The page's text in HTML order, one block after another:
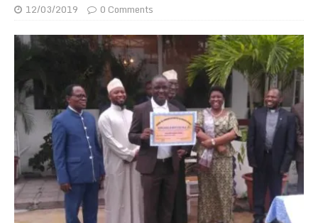
12/03/2019 0 Comments